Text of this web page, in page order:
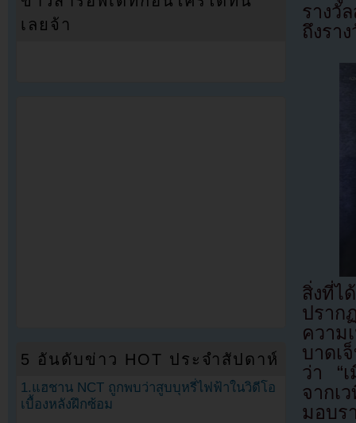
รางวั
ถึงรา
สิ่งที่ไ
ปรา
ความ
บาดเ
ว่า “
จากเ
มอบร
เลยจ้า
5 อันดับข่าว HOT ประจำสัปดาห์
1.แฮชาน NCT ถูกพบว่าสูบบุหรี่ไฟฟ้าในวิดีโอ
เบื้องหลังฝึกซ้อม